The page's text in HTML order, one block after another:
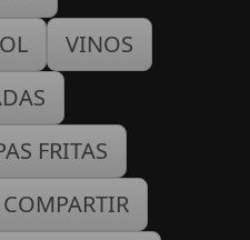
VINOS
FRITAS
COMPARTIR